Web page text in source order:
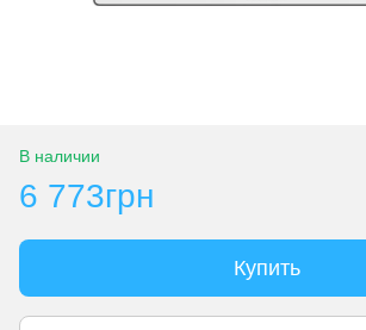
В наличии
6 773грн
Купить